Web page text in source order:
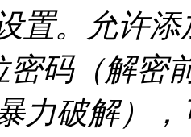
置。允许
密码（解密
力破解）